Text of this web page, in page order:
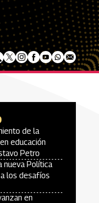
de la
educación
Petro
nueva Política
los desafíos
en